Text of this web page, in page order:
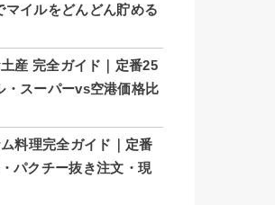
マイルをどんどん貯める
産 完全ガイド｜定番25
・スーパーvs空港価格比
料理完全ガイド｜定番
パクチー抜き注文・現